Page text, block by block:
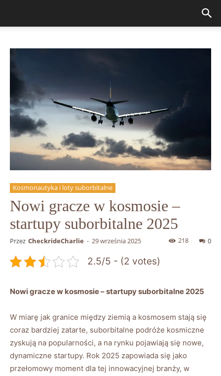
Kosmonautyka i loty suborbitalne
Nowi gracze w kosmosie –
startupy suborbitalne 2025
Przez CheckrideCharlie - 29 września 2025 0
218
2.5/5 - (2 votes)
Nowi‍ gracze ⁣w kosmosie – startupy suborbitalne 2025
W miarę jak⁣ granice między ziemią a kosmosem‍ stają ⁣się⁢
coraz bardziej zatarte, suborbitalne podróże kosmiczne‍
zyskują na popularności, a na rynku pojawiają się nowe,
dynamiczne startupy. Rok 2025 zapowiada⁣ się jako
⁣przełomowy ⁤moment dla⁤ tej innowacyjnej branży,‌ w